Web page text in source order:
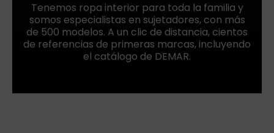
Tenemos ropa interior para toda la familia y
somos especialistas en sujetadores, con más
de 500 modelos. A un clic de distancia, cientos
de referencias de primeras marcas, incluyendo
el catálogo de DEMAR.